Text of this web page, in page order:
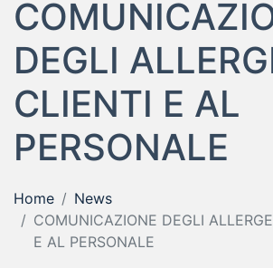
DEGLI
CLIENTI E AL
PERSONALE
Home
News
COMUNICAZIONE DEGLI
E AL PERSONALE